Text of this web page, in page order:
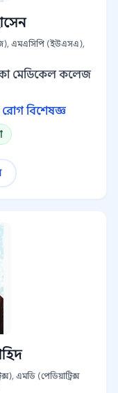
এমএসিপি (ইউএসএ),
মেডিকেল কলেজ
রোগ বিশেষজ্ঞ
এমডি (পেডিয়াট্রিক্স